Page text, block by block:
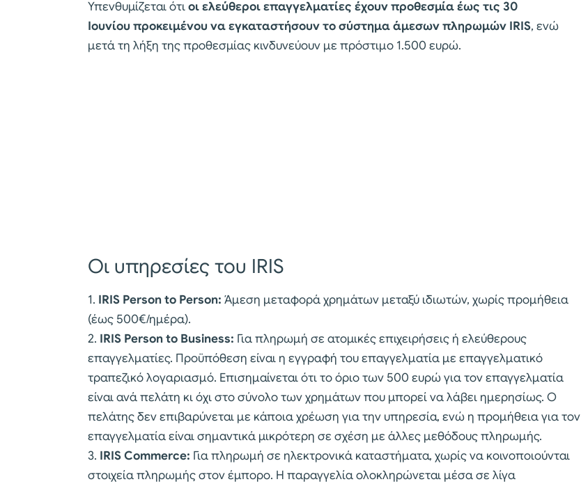
Υπενθυμίζεται ότιοι ελεύθεροι επαγγελματίες έχουν προθεσμία έως τις 30
Ιουνίου προκειμένου να εγκαταστήσουν το σύστημα άμεσων πληρωμών IRIS, ενώ
μετά τη λήξη της προθεσμίας κινδυνεύουν με πρόστιμο 1.500 ευρώ.
Οι υπηρεσίες του IRIS
1. IRIS Person to Person: Άμεση μεταφορά χρημάτων μεταξύ ιδιωτών, χωρίς προμήθεια
(έως 500€/ημέρα).
2. IRIS Person to Business: Για πληρωμή σε ατομικές επιχειρήσεις ή ελεύθερους
επαγγελματίες. Προϋπόθεση είναι η εγγραφή του επαγγελματία με επαγγελματικό
τραπεζικό λογαριασμό. Επισημαίνεται ότι το όριο των 500 ευρώ για τον επαγγελματία
είναι ανά πελάτη κι όχι στο σύνολο των χρημάτων που μπορεί να λάβει ημερησίως. Ο
πελάτης δεν επιβαρύνεται με κάποια χρέωση για την υπηρεσία, ενώ η προμήθεια για τον
επαγγελματία είναι σημαντικά μικρότερη σε σχέση με άλλες μεθόδους πληρωμής.
3. IRIS Commerce: Για πληρωμή σε ηλεκτρονικά καταστήματα, χωρίς να κοινοποιούνται
στοιχεία πληρωμής στον έμπορο. Η παραγγελία ολοκληρώνεται μέσα σε λίγα